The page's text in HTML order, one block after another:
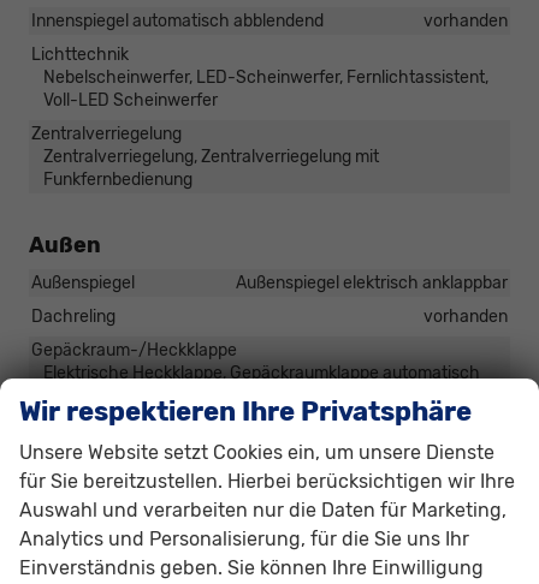
Innenspiegel automatisch abblendend
vorhanden
Lichttechnik
Nebelscheinwerfer, LED-Scheinwerfer, Fernlichtassistent,
Voll-LED Scheinwerfer
Zentralverriegelung
Zentralverriegelung, Zentralverriegelung mit
Funkfernbedienung
Außen
Außenspiegel
Außenspiegel elektrisch anklappbar
Dachreling
vorhanden
Gepäckraum-/Heckklappe
Elektrische Heckklappe, Gepäckraumklappe automatisch
betätigt
Räder & Technik
Antriebsachse
Allrad
Fahrwerk- und Regelungssysteme
Reifendruckkontrolle
Felgentyp
Leichtmetallfelge
Wir respektieren Ihre Privatsphäre
Unsere Website setzt Cookies ein, um unsere Dienste
für Sie bereitzustellen. Hierbei berücksichtigen wir Ihre
Auswahl und verarbeiten nur die Daten für Marketing,
Analytics und Personalisierung, für die Sie uns Ihr
Einverständnis geben. Sie können Ihre Einwilligung